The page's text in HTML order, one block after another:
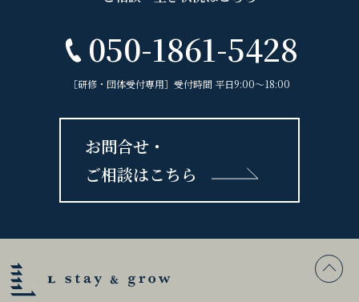
050-1861-5428
［研修・団体受付専用］受付時間 平日9:00〜18:00
お問合せ・
ご相談はこちら